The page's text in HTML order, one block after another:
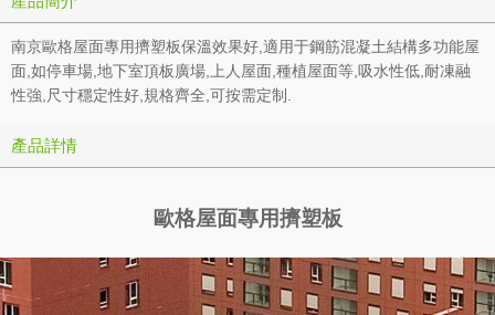
南京歐格屋面專用擠塑板保溫效果好,適用于鋼筋混凝土結構多功能屋
面,如停車場,地下室頂板廣場,上人屋面,種植屋面等,吸水性低,耐凍融
性強,尺寸穩定性好,規格齊全,可按需定制.
產品詳情
歐格屋面專用擠塑板